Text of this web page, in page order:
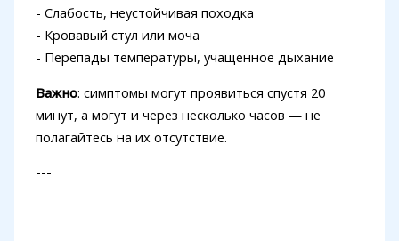
- Слабость, неустойчивая походка
- Кровавый стул или моча
- Перепады температуры, учащенное дыхание
Важно: симптомы могут проявиться спустя 20
минут, а могут и через несколько часов — не
полагайтесь на их отсутствие.
---